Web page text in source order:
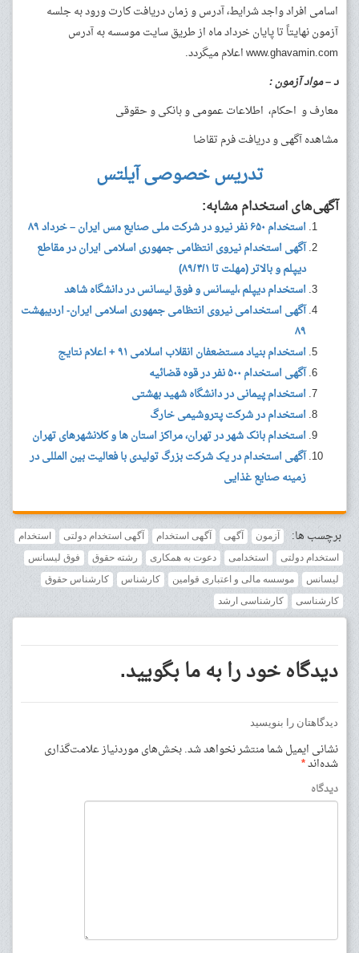
اسامی افراد واجد شرایط، آدرس و زمان دریافت کارت ورود به جلسه
آزمون نهایتاً تا پایان خرداد ماه از طریق سایت موسسه به آدرس
www.ghavamin.com اعلام میگردد.
د–مواد آزمون :
معارف و احکام، اطلاعات عمومی و بانکی و حقوقی
مشاهده آگهی و دریافت فرم تقاضا
تدریس خصوصی آیلتس
آگهی‌های استخدام مشابه:
استخدام ۶۵۰ نفر نیرو در شرکت ملی صنایع مس ایران – خرداد ۸۹
آگهی استخدام نیروی انتظامی جمهوری اسلامی ایران در مقاطع
دیپلم و بالاتر (مهلت تا ۸۹/۴/۱)
استخدام دیپلم ،لیسانس و فوق لیسانس در دانشگاه شاهد
آگهی استخدامی نیروی انتظامی جمهوری اسلامی ایران- اردیبهشت
۸۹
استخدام بنیاد مستضعفان انقلاب اسلامی ۹۱ + اعلام نتایج
آگهی استخدام ۵۰۰ نفر در قوه قضائیه
استخدام پیمانی در دانشگاه شهید بهشتی
استخدام در شرکت پتروشیمی خارگ
استخدام بانک شهر در تهران، مراکز استان ها و کلانشهرهای تهران
آگهی استخدام در یک شرکت بزرگ تولیدی با فعالیت بین المللی در
زمینه صنایع غذایی
برچسب ها: آزمون آگهی آگهی استخدام آگهی استخدام دولتی
استخدام
استخدام دولتی
استخدامی دعوت به همکاری رشته حقوق
فوق لیسانس
لیسانس
موسسه مالی و اعتباری قوامین کارشناس
کارشناس حقوق
کارشناسی
کارشناسی ارشد
دیدگاه خود را به ما بگویید.
دیدگاهتان را بنویسید
نشانی ایمیل شما منتشر نخواهد شد.بخش‌های موردنیاز علامت‌گذاری
شده‌اند*
دیدگاه